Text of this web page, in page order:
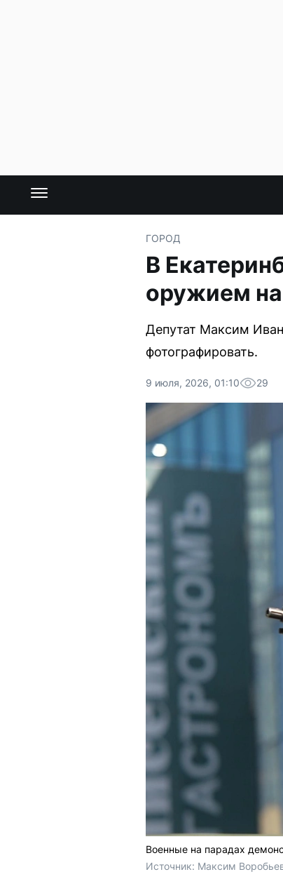
ГОРОД
В
оружием
Депутат Максим
фотографировать.
9 июля, 2026, 01:10 29
Военные на парадах
Источник: Максим